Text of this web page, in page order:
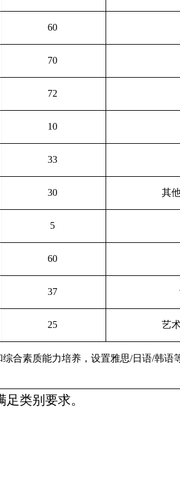
60
70
72
10
33
30 其
5
60
37
25 艺
合素质能力培养，设置雅思/日语/韩
类别要求。